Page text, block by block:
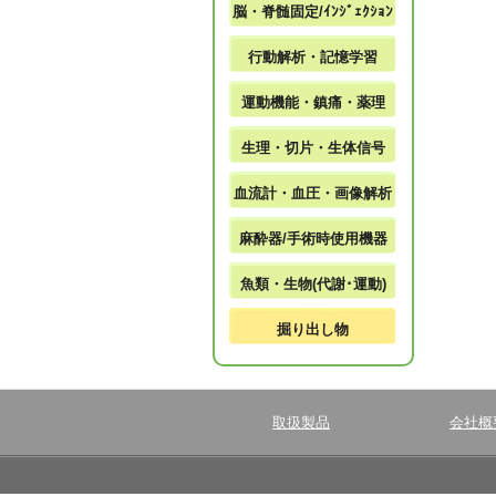
脳・脊髄固定/ｲﾝｼﾞｪｸｼｮﾝ
行動解析・記憶学習
運動機能・鎮痛・薬理
生理・切片・生体信号
血流計・血圧・画像解析
麻酔器/手術時使用機器
魚類・生物(代謝･運動)
掘り出し物
取扱製品 会社概